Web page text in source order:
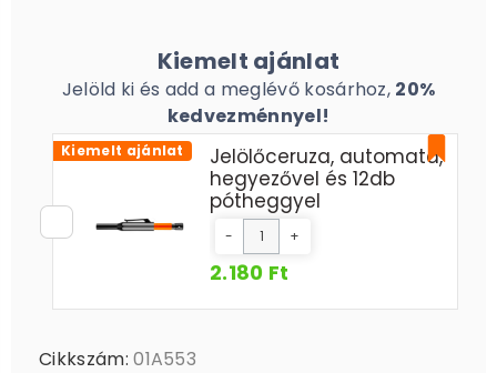
Kiemelt ajánlat
Jelöld ki és add a meglévő kosárhoz, 20%
kedvezménnyel!
Kiemelt ajánlat
Jelölőceruza, automata,
hegyezővel és 12db
pótheggyel
- +
2.180 Ft
Cikkszám:01A553